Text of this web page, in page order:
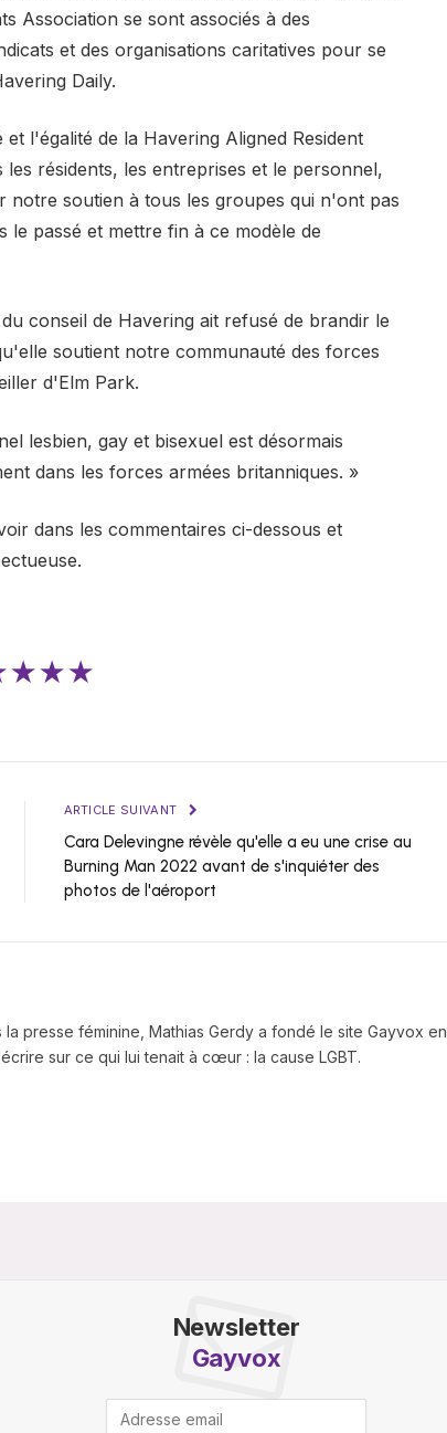
Association se sont associés à des
et des organisations caritatives pour se
Daily.
l'égalité de la Havering Aligned Resident
résidents, les entreprises et le personnel,
notre soutien à tous les groupes qui n'ont pas
le passé et mettre fin à ce modèle de
conseil de Havering ait refusé de brandir le
soutient notre communauté des forces
d'Elm Park.
lesbien, gay et bisexuel est désormais
dans les forces armées britanniques. »
dans les commentaires ci-dessous et
ARTICLE SUIVANT
Cara Delevingne révèle qu'elle a eu une crise au
Burning Man 2022 avant de s'inquiéter des
photos de l'aéroport
presse féminine, Mathias Gerdy a fondé le site Gayvox en
sur ce qui lui tenait à cœur : la cause LGBT.
Newsletter
Gayvox